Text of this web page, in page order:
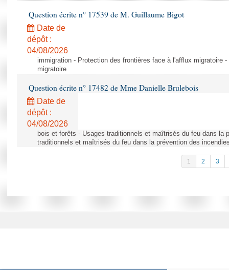
Question écrite n° 17539 de M. Guillaume Bigot
Date de
dépôt :
04/08/2026
immigration - Protection des frontières face à l'afflux migratoire
migratoire
Question écrite n° 17482 de Mme Danielle Brulebois
Date de
dépôt :
04/08/2026
bois et forêts - Usages traditionnels et maîtrisés du feu dans la
traditionnels et maîtrisés du feu dans la prévention des
1 2 3